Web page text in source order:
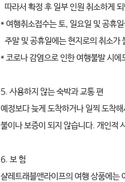
따라서 확정 후 일부 인원 취소하게
* 여행취소접수는 토, 일요일 및 공휴
주말 및 공휴일에는 현지로의 취소가
* 코로나 감염으로 인한 여행불발 시
5. 사용하지 않는 숙박과 교통 편
예정보다 늦게 도착하거나 일찍 도착
불이나 보증이 되지 않습니다. 개인적
6. 보 험
샬레트래블앤라이프의 여행 상품에는